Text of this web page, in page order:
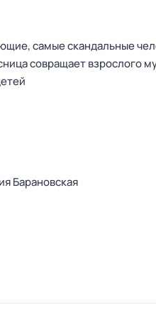
самые скандальные
совращает взрослого
Барановская